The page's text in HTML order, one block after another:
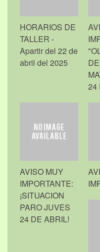
HORARIOS DE
TALLER -
Apartir del 22 de
abril del 2025
DE
24
AVISO MUY
IMPORTANTE:
¡SITUACION
PARO JUVES
24 DE ABRIL!